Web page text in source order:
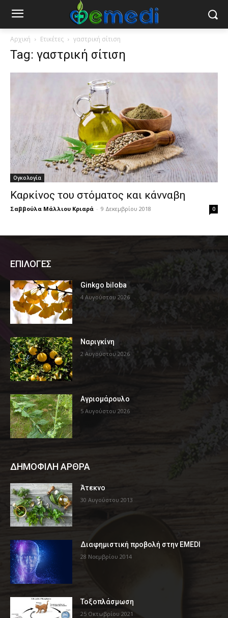
Αρχική Ετικέτες γαστρική σίτιση
Tag: γαστρική σίτιση
Ογκολογία
Καρκίνος του στόματος και κάνναβη
Σαββούλα Μάλλιου Κριαρά - 9 Δεκεμβρίου 2018 0
ΕΠΙΛΟΓΕΣ
Ginkgo biloba
4 Αυγούστου 2026
Ναριγκίνη
2 Αυγούστου 2026
Αγριομάρουλο
5 Αυγούστου 2026
ΔΗΜΟΦΙΛΗ ΑΡΘΡΑ
Άτεκνο
30 Αυγούστου 2013
Διαφημιστική προβολή στην EMEDI
28 Νοεμβρίου 2014
Τοξοπλάσμωση
25 Οκτωβρίου 2021